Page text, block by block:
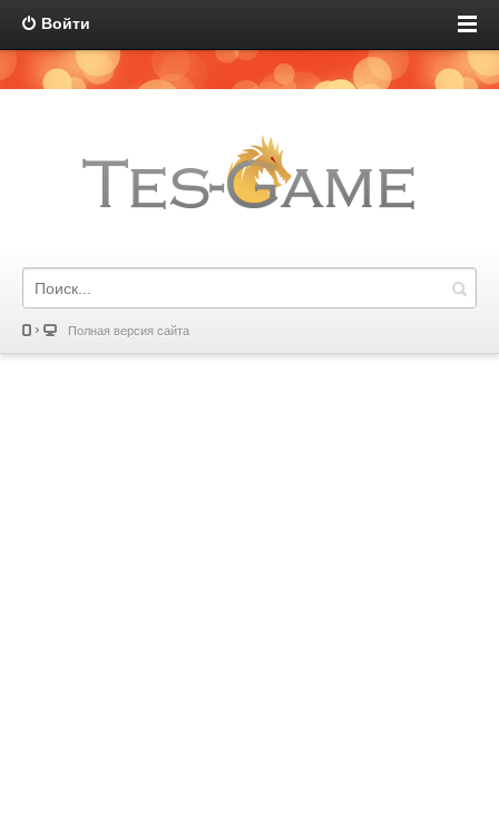
Войти
Полная версия сайта